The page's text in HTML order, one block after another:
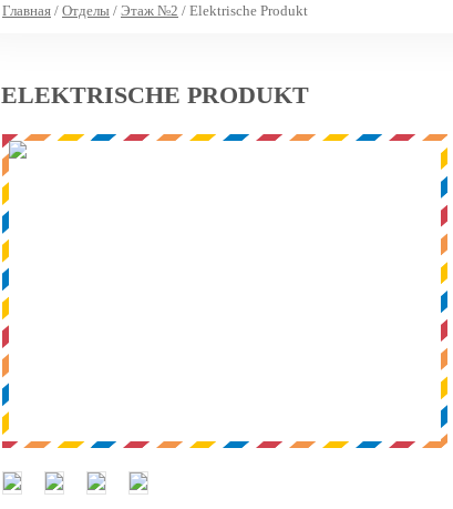
Главная / Отделы / Этаж №2 / Elektrische Produkt
ELEKTRISCHE PRODUKT